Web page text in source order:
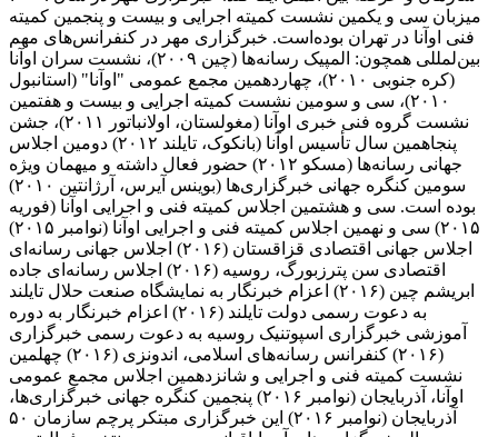
میزبان سی و یکمین نشست کمیته اجرایی و بیست و پنجمین کمیته
فنی اوآنا در تهران بوده‌است. خبرگزاری مهر در کنفرانس‌های مهم
بین‌لمللی همچون: المپیک رسانه‌ها (چین ۲۰۰۹)، نشست سران اوآنا
(کره جنوبی ۲۰۱۰)، چهاردهمین مجمع عمومی "اوآنا" (استانبول
۲۰۱۰)، سی و سومین نشست کمیته اجرایی و بیست و هفتمین
نشست گروه فنی خبری اوآنا (مغولستان، اولانباتور ۲۰۱۱)، جشن
پنجاهمین سال تأسیس اوآنا (بانکوک، تایلند ۲۰۱۲) دومین اجلاس
جهانی رسانه‌ها (مسکو ۲۰۱۲) حضور فعال داشته و میهمان ویژه
سومین کنگره جهانی خبرگزاری‌ها (بوینس آیرس، آرژانتین ۲۰۱۰)
بوده است. سی و هشتمین اجلاس کمیته فنی و اجرایی اوآنا (فوریه
۲۰۱۵) سی و نهمین اجلاس کمیته فنی و اجرایی اوآنا (نوامبر ۲۰۱۵)
اجلاس جهانی اقتصادی قزاقستان (۲۰۱۶) اجلاس جهانی رسانه‌ای
اقتصادی سن پترزبورگ، روسیه (۲۰۱۶) اجلاس رسانه‌ای جاده
ابریشم چین (۲۰۱۶) اعزام خبرنگار به نمایشگاه صنعت حلال تایلند
به دعوت رسمی دولت تایلند (۲۰۱۶) اعزام خبرنگار به دوره
آموزشی خبرگزاری اسپوتنیک روسیه به دعوت رسمی خبرگزاری
(۲۰۱۶) کنفرانس رسانه‌های اسلامی، اندونزی (۲۰۱۶) چهلمین
نشست کمیته فنی و اجرایی و شانزدهمین اجلاس مجمع عمومی
اوآنا، آذربایجان (نوامبر ۲۰۱۶) پنجمین کنگره جهانی خبرگزاری‌ها،
آذربایجان (نوامبر ۲۰۱۶) این خبرگزاری مبتکر پرچم سازمان ۵۰